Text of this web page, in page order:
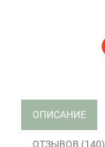
ОПИСАНИЕ
ОТЗЫВОВ (140)